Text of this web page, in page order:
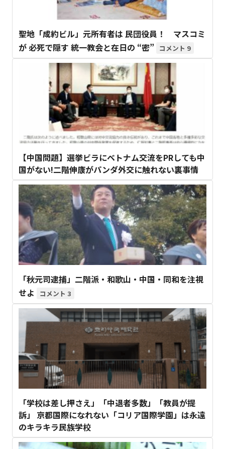
聖地「成約ビル」元所有者は 民団役員！ マスコミ
が 必死で隠す 統一教会と在日の “密”
9
【中国問題】選挙ビラにベトナム交流をPRしても中
国がない!二階伸康がパンダ外交に触れない裏事情
「秋元司逮捕」二階派・和歌山・中国・同和を注視
せよ
3
「学校は差し押さえ」「中退者多数」「教員が提
訴」 京都国際になれない「コリア国際学園」は永遠
のキラキラ民族学校